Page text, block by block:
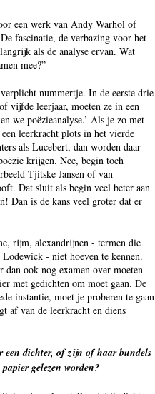
een werk van Andy Warhol of
fascinatie, de verbazing voor het
als de analyse ervan. Wat
mee?”
nummertje. In de eerste drie
vijfde leerjaar, moeten ze in een
we poëzieanalyse.’ Als je zo met
leerkracht plots in het vierde
als Lucebert, dan worden daar
krijgen. Nee, begin toch
Tjitske Jansen of van
Dat sluit als begin veel beter aan
Dan is de kans veel groter dat er
rijm, alexandrijnen - termen die
Lodewick - niet hoeven te kennen.
dan ook nog examen over moeten
met gedichten om moet gaan. De
instantie, moet je proberen te gaan
af van de leerkracht en diens
een dichter, of zijn of haar bundels
gelezen worden?